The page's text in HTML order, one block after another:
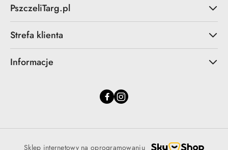
PszczeliTarg.pl
Strefa klienta
Informacje
Sklep internetowy na oprogramowaniu